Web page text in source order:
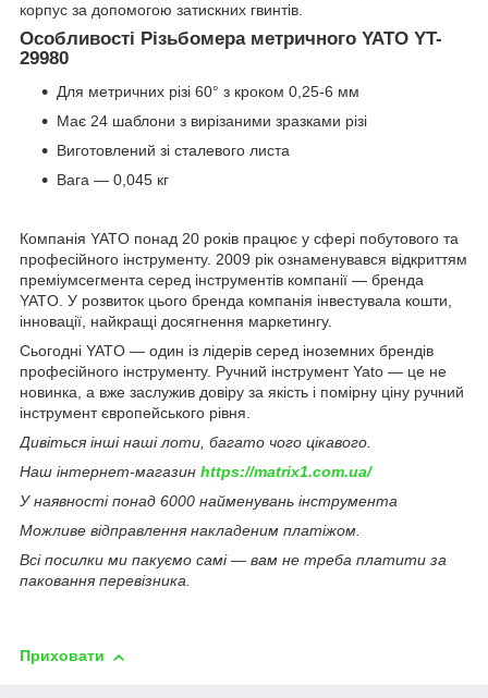
корпус за допомогою затискних гвинтів.
Особливості Різьбомера метричного YATO YT-
29980
Для метричних різі 60° з кроком 0,25-6 мм
Має 24 шаблони з вирізаними зразками різі
Виготовлений зі сталевого листа
Вага — 0,045 кг
Компанія YATO понад 20 років працює у сфері побутового та
професійного інструменту. 2009 рік ознаменувався відкриттям
преміумсегмента серед інструментів компанії — бренда
YATO. У розвиток цього бренда компанія інвестувала кошти,
інновації, найкращі досягнення маркетингу.
Сьогодні YATO — один із лідерів серед іноземних брендів
професійного інструменту. Ручний інструмент Yato — це не
новинка, а вже заслужив довіру за якість і помірну ціну ручний
інструмент європейського рівня.
Дивіться інші наші лоти, багато чого цікавого.
Наш інтернет-магазин https://matrix1.com.ua/
У наявності понад 6000 найменувань інструмента
Можливе відправлення накладеним платіжом.
Всі посилки ми пакуємо самі — вам не треба платити за
паковання перевізника.
Приховати